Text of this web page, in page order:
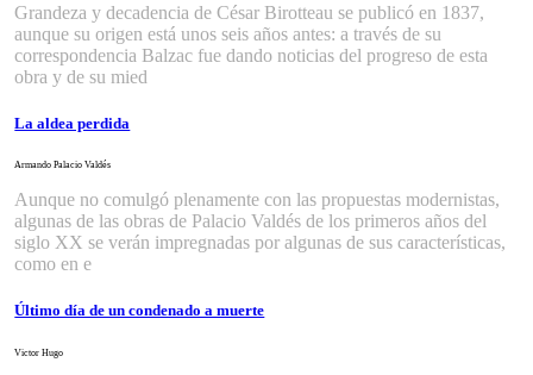
Grandeza y decadencia de César Birotteau se publicó en 1837,
aunque su origen está unos seis años antes: a través de su
correspondencia Balzac fue dando noticias del progreso de esta
obra y de su mied
La aldea perdida
Armando Palacio Valdés
Aunque no comulgó plenamente con las propuestas modernistas,
algunas de las obras de Palacio Valdés de los primeros años del
siglo XX se verán impregnadas por algunas de sus características,
como en e
Último día de un condenado a muerte
Victor Hugo